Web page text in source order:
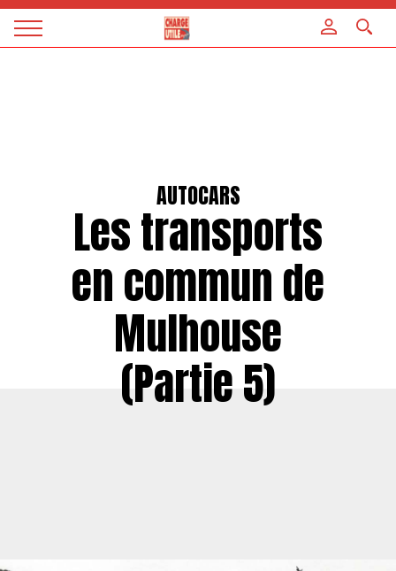
Magazine
AUTOCARS
Les transports
en commun de
Mulhouse
(Partie 5)
Panneau de gestion des cookies